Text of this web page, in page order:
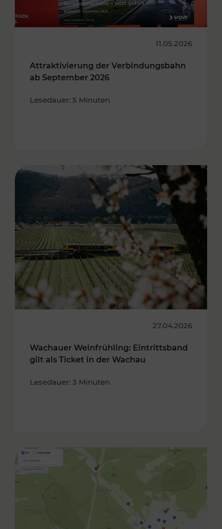
11.05.2026
Attraktivierung der Verbindungsbahn
ab September 2026
Lesedauer: 5 Minuten
27.04.2026
Wachauer Weinfrühling: Eintrittsband
gilt als Ticket in der Wachau
Lesedauer: 3 Minuten